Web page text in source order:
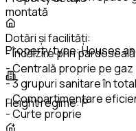
montată
Dotări și facilități:
- Încălzire prin pardoseală
- Centrală proprie pe gaz
- 3 grupuri sanitare în total
- Compartimentare
- Curte proprie
Property type:Houses
Height regime:P